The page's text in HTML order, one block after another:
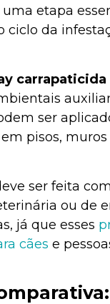
uma etapa
ciclo da
carrapaticida
ser
pisos,
ser feita
ou de
já que esses
cães e